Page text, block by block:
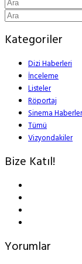
Kategoriler
Dizi Haberleri
İnceleme
Listeler
Röportaj
Sinema
Tümü
Vizyondakiler
Bize Katıl!
Yorumlar